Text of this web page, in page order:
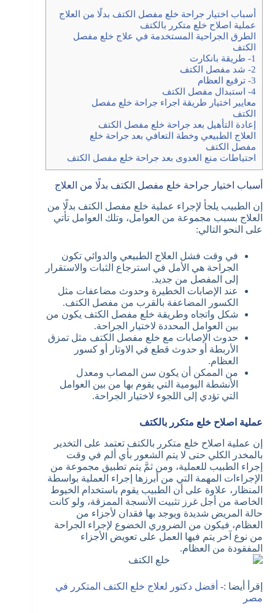
أسباب اختيار جراحة خلع مفصل الكتف بدلًا من العلاج
عملية اصلاح خلع متكرر بالكتف
الطرق الجراحية المستخدمة في علاج خلع مفصل
الكتف
1- طريقة بانكارت
2- شد مفصل الكتف
3- ترقيع العظام
4- استبدال مفصل الكتف
معايير اختيار طريقة اجراء جراحة خلع مفصل
الكتف
إعادة التأهيل بعد جراحة خلع مفصل الكتف
العلاج الطبيعي وخطة التعافي بعد جراحة خلع
مفصل الكتف
احتياطات منع العدوى بعد جراحة خلع مفصل الكتف
أسباب اختيار جراحة خلع مفصل الكتف بدلًا من العلاج
إن الطبيب يلجأ لإجراء عملية خلع مفصل الكتف بدلًا من
العلاج بسبب مجموعة من العوامل، وتلك العوامل تأتي
على النحو التالي:
في وقت فشل العلاج الطبيعي والدوائي تكون
الجراحة هي الأمل في استرجاع الثبات والاستقرار
إلى المفصل من جديد.
عند الإصابات الخطيرة وحدوث مضاعفات مثل
الكسور المضاعفة بالقرب من مفصل الكتف.
شكل واتجاه وطريقة خلع مفصل الكتف يكون من
بين العوامل المحددة لاختيار الجراحة.
حدوث الإصابات مع خلع مفصل الكتف مثل تمزق
الأربطة أو حدوث قطع في الاوتار أو كسور
العظام.
من الممكن أن يكون سن المصاب ومعدل
الأنشطة اليومية التي يقوم بها من بين العوامل
التي تؤدي إلى اللجوء لاختيار الجراحة.
عملية اصلاح خلع متكرر بالكتف
إن عملية اصلاح خلع متكرر بالكتف تعتمد على التخدير
بالمخدر الكلي حتى لا يتم الشعور بأي ألم في وقت
إجراء الطبيب للعملية، ومن ثمَّ يتم تطبيق مجموعة من
الإجراءات المهمة التي من أبرزها إجراء العملية بواسطة
المنظار، علاوة على أن الطبيب يقوم باستخدام الخيوط
الخاصة من أجل غرز تثبيت الأنسجة الممزقة، ولو كانت
حالة المريض شديدة ويوجد بها فقدان لأجزاء من
العظام، فيكون من الضروري الخضوع لإجراء الجراحة
من نوع آخر يتم فيها العمل على تعويض الأجزاء
المفقودة من العظام.
إقرأ أيضا :- أفضل دكتور لعلاج خلع الكتف المتكرر في
مصر